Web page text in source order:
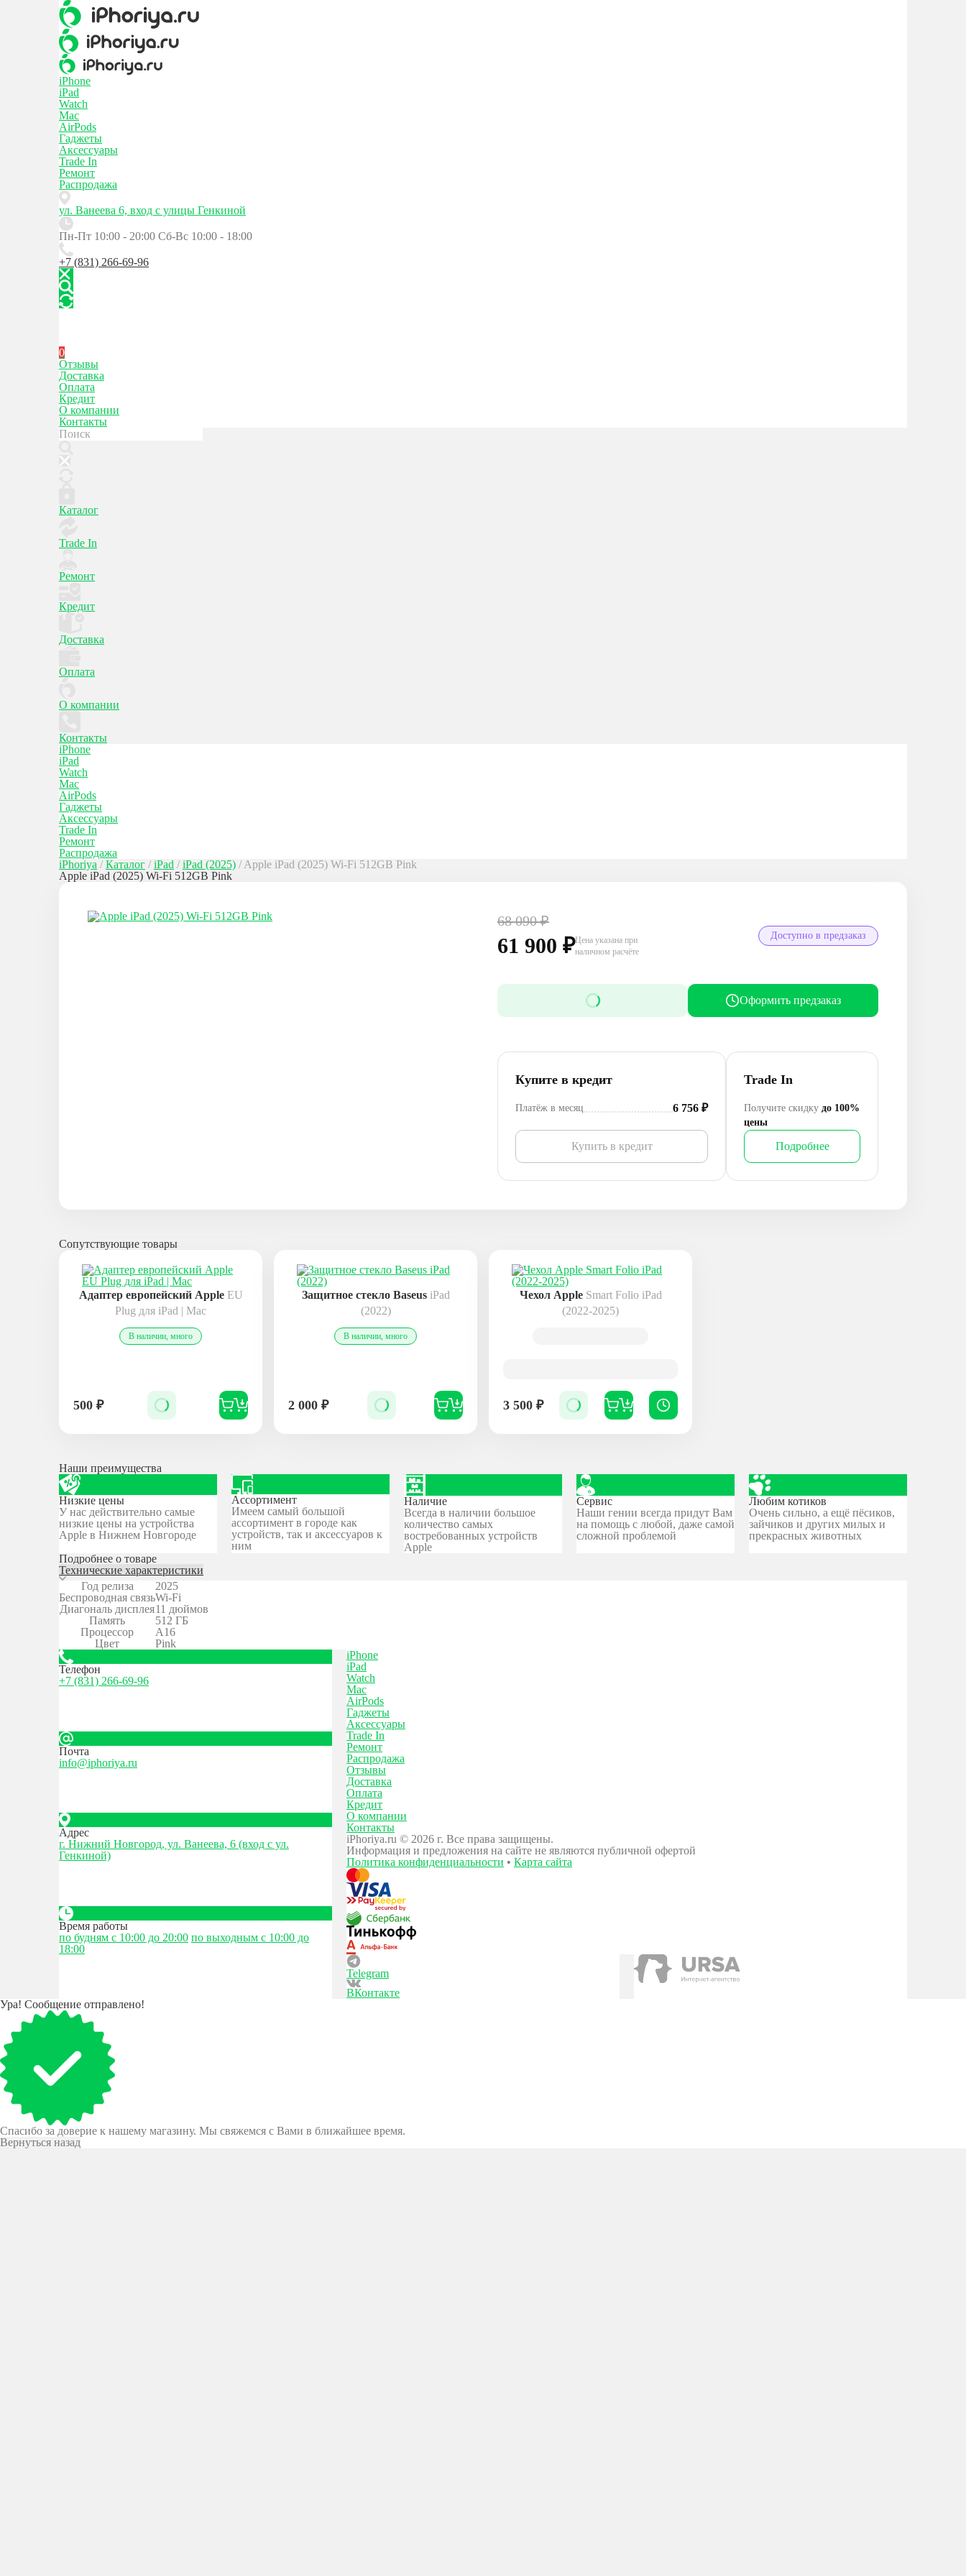
iPhone
iPad
Watch
Mac
AirPods
Гаджеты
Аксессуары
Trade In
Ремонт
Распродажа
ул. Ванеева 6, вход с улицы Генкиной
Пн-Пт 10:00 - 20:00 Сб-Вс 10:00 - 18:00
+7 (831) 266-69-96
0
Отзывы
Доставка
Оплата
Кредит
О компании
Контакты
Каталог
Trade In
Ремонт
Кредит
Доставка
Оплата
О компании
Контакты
iPhone
iPad
Watch
Mac
AirPods
Гаджеты
Аксессуары
Trade In
Ремонт
Распродажа
iPhoriya / Каталог / iPad / iPad (2025) / Apple iPad (2025) Wi-Fi 512GB Pink
Apple iPad (2025) Wi-Fi 512GB Pink
68 090 ₽
61 900 ₽Цена указана при
наличном расчёте
Доступно в предзаказ
Оформить предзаказ
Купите в кредит
Платёж в месяц 6 756 ₽
Купить в кредит
Trade In
Получите скидку до 100%
цены
Подробнее
Сопутствующие товары
Адаптер европейский Apple EU
Plug для iPad | Mac
В наличии, много
500 ₽
Защитное стекло Baseus iPad
(2022)
В наличии, много
2 000 ₽
Чехол Apple Smart Folio iPad
(2022-2025)
3 500 ₽
Наши преимущества
Низкие цены
У нас действительно самые
низкие цены на устройства
Apple в Нижнем Новгороде
Ассортимент
Имеем самый большой
ассортимент в городе как
устройств, так и аксессуаров к
ним
Наличие
Всегда в наличии большое
количество самых
востребованных устройств
Apple
Сервис
Наши гении всегда придут Вам
на помощь с любой, даже самой
сложной проблемой
Любим котиков
Очень сильно, а ещё пёсиков,
зайчиков и других милых и
прекрасных животных
Подробнее о товаре
Технические характеристики
Год релиза
2025
Беспроводная связьWi-Fi
Диагональ дисплея11 дюймов
Память
512 ГБ
Процессор
A16
Цвет
Pink
Телефон
+7 (831) 266-69-96
Почта
info@iphoriya.ru
Адрес
г. Нижний Новгород, ул. Ванеева, 6 (вход с ул.
Генкиной)
Время работы
по будням с 10:00 до 20:00 по выходным с 10:00 до
18:00
iPhone
iPad
Watch
Mac
AirPods
Гаджеты
Аксессуары
Trade In
Ремонт
Распродажа
Отзывы
Доставка
Оплата
Кредит
О компании
Контакты
iPhoriya.ru © 2026 г. Все права защищены.
Информация и предложения на сайте не являются публичной офертой
Политика конфиденциальности • Карта сайта
Telegram
ВКонтакте
Ура! Сообщение отправлено!
Спасибо за доверие к нашему магазину. Мы свяжемся с Вами в ближайшее время.
Вернуться назад